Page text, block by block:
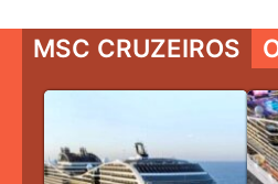
MSC CRUZEIROS